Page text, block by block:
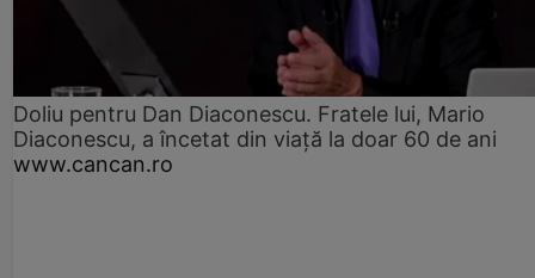
Doliu pentru Dan Diaconescu. Fratele lui, Mario
Diaconescu, a încetat din viață la doar 60 de ani
www.cancan.ro